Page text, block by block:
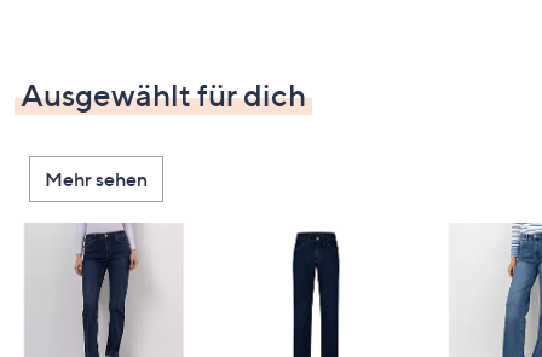
Ausgewählt für dich
Mehr sehen